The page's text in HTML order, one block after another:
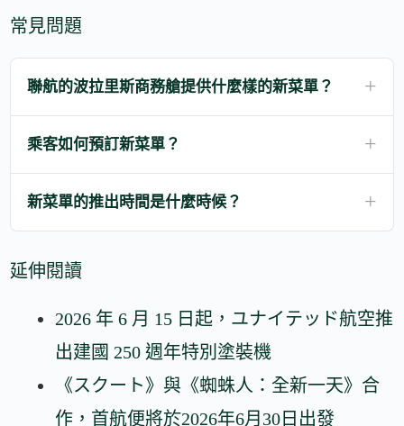
常見問題
聯航的波拉里斯商務艙提供什麼樣的新菜單？
乘客如何預訂新菜單？
新菜單的推出時間是什麼時候？
延伸閱讀
2026 年 6 月 15 日起，ユナイテッド航空推
出建國 250 週年特別塗裝機
《スクート》與《蜘蛛人：全新一天》合
作，首航便將於2026年6月30日出發